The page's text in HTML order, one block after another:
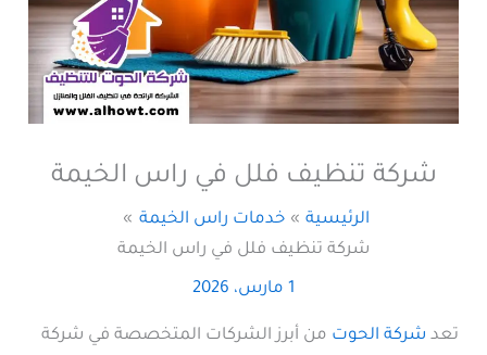
شركة تنظيف فلل في راس الخيمة
الرئيسية
خدمات راس الخيمة
شركة تنظيف فلل في راس الخيمة
1 مارس، 2026
تعد شركة الحوت من أبرز الشركات المتخصصة في شركة